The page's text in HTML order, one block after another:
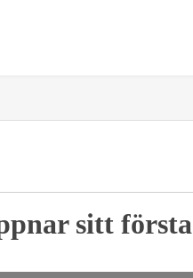
sitt